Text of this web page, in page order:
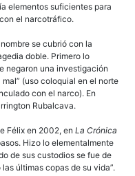
elementos suficientes para
el narcotráfico.
se cubrió con la
doble. Primero lo
negaron una investigación
(uso coloquial en el norte
con el narco). En
Rubalcava.
Félix en 2002, en La Crónica
Hizo lo elementalmente
de sus custodios se fue de
últimas copas de su vida”.